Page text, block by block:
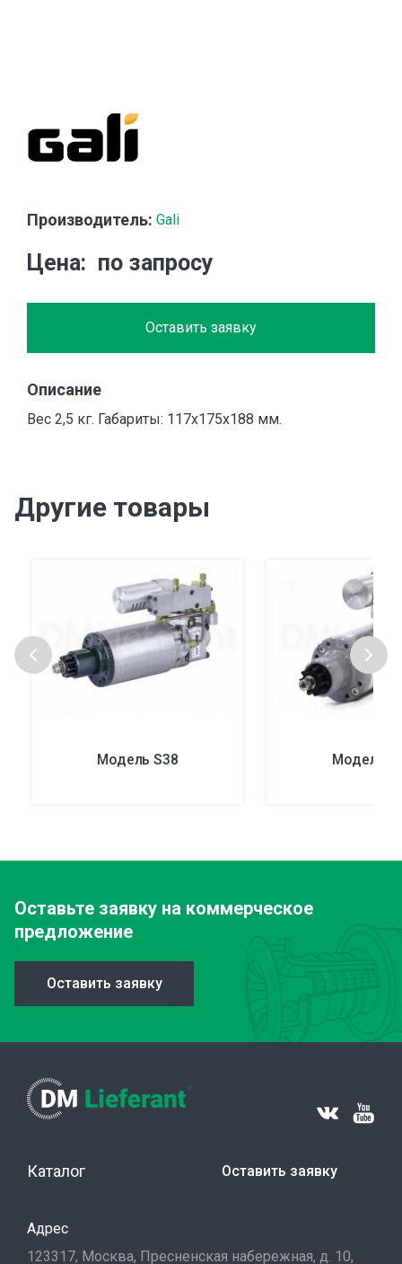
Производитель: Gali
Цена по запросу
Оставить заявку
Описание
Вес 2,5 кг. Габариты: 117х175х188 мм.
Другие товары
Модель S38 Модель
Оставьте заявку на коммерческое
предложение
Оставить заявку
Каталог Оставить заявку
Адрес
123317, Москва, Пресненская набережная, д. 10,